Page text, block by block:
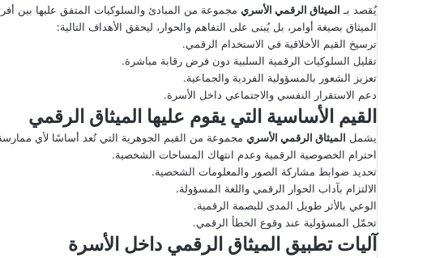
يُقصد بـ الميثاق الرقمي الأسري مجموعة من المبادئ والسلوكيات المتفق عليها بين
الميثاق بصيغة أوامر، بل يُبنى على التفاهم والحوار، ليحقق الأهداف التالية:
ترسيخ القيم الأخلاقية في الاستخدام الرقمي.
تقليل السلوكيات الرقمية السلبية دون فرض رقابة مباشرة.
تعزيز الشعور بالمسؤولية الفردية والجماعية.
دعم الاستقرار النفسي والاجتماعي داخل الأسرة.
القيم الأساسية التي يقوم عليها الميثاق الرقمي
يشمل الميثاق الرقمي الأسري مجموعة من القيم الجوهرية التي تُعد أساسًا لأي
احترام الخصوصية الرقمية وعدم انتهاك المساحات الشخصية.
تحديد ضوابط مشاركة الصور والمعلومات الشخصية.
الالتزام بآداب الحوار الرقمي واللغة المسؤولة.
الوعي بالأثر طويل المدى للبصمة الرقمية.
تحمّل المسؤولية عند وقوع الخطأ الرقمي.
آليات تطبيق الميثاق الرقمي داخل الأسرة